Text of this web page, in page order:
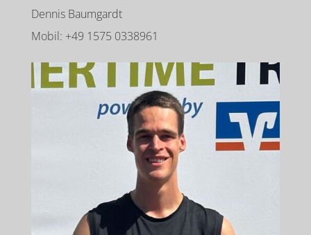
Dennis Baumgardt
Mobil: +49 1575 0338961